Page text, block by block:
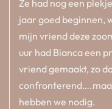
Ze had nog een
jaar goed beginnen,
mijn vriend deze
uur had Bianca een
vriend gemaakt, zo
hebben we nodig.